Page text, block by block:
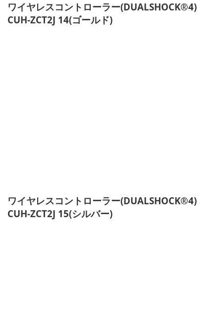
ワイヤレスコントローラー(DUALSHOCK®4)
CUH-ZCT2J 14(ゴールド)
ワイヤレスコントローラー(DUALSHOCK®4)
CUH-ZCT2J 15(シルバー)